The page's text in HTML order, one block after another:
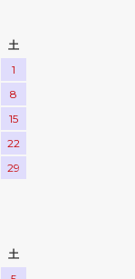
土
1
8
15
22
29
土